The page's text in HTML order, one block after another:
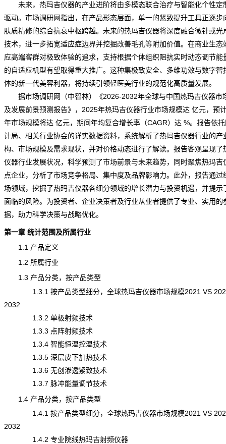
未来，热玛吉仪器的产业进阶将由多模态联合治疗与智能化个性定
驱动。 市场调研网指出，在产品形态层面，单一的紧致提升工具正逐步
肤质精修的综合抗衰中枢跨越。未来的热玛吉仪器将深度融合微针或光
技术，进一步拓宽适应症边界并挖掘改善毛孔等附加价值。在商业生态
应高端客群对极致体验的追求，支持根据个体组织阻抗实时动态调节能
的自适应机型有望取得重大推广。这种集极致安全、多维功效与数字智
体的新一代美容利器，将持续引领轻医美行业的规范化高质量发展。
据市场调研网（中智林）《2026-2032年全球与中国热玛吉仪器市
及发展前景预测报告》，2025年热玛吉仪器行业市场规模达 亿元，预
年市场规模将达 亿元，期间年均复合增长率（CAGR）达 %。报告依
计局、相关行业协会的详实数据资料，系统解析了热玛吉仪器行业的产
构、市场规模及需求现状，并对价格动态进行了解读。报告客观呈现了
仪器行业发展状况，科学预测 了市场前景与未来趋势，同时聚焦热玛吉
点企业，分析了市场竞争格局、集中度及品牌影响力。此外，报告通过
场领域，挖掘了热玛吉仪器各细分领域的增长潜力与投资机遇，并提示
面临的风险。为投资者、企业决策者及行业从业者提供了专业、实用的
据，助力科学决策与战略优化。
第一章 统计范围及所属行业
1.1 产品定义
1.2 所属行业
1.3 产品分类，按产品类型
1.3.1 按产品类型细分，全球热玛吉仪器市场规模2021 VS
2032
1.3.2 单极射频技术
1.3.3 点阵射频技术
1.3.4 智能恒温控温技术
1.3.5 深层皮下加热技术
1.3.6 无创渗透紧致技术
1.3.7 脉冲能量调节技术
1.4 产品分类，按产品类型
1.4.1 按产品类型细分，全球热玛吉仪器市场规模2021 VS
2032
1.4.2 专业院线热玛吉射频仪器